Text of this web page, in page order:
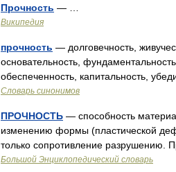
Прочность — …
Википедия
прочность — долговечность,
основательность,
обеспеченность, капитальность,
Словарь синонимов
ПРОЧНОСТЬ — способность
изменению формы (пластической
только сопротивление разрушению.
Большой Энциклопедический словарь